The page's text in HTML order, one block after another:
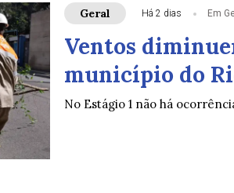
Geral Há 2 dias Em
Ventos
município do
No Estágio 1 não há